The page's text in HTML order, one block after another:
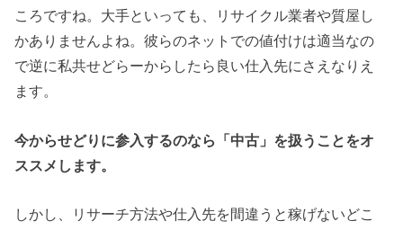
ころですね。大手といっても、リサイクル業者や質屋し
かありませんよね。彼らのネットでの値付けは適当なの
で逆に私共せどらーからしたら良い仕入先にさえなりえ
ます。
今からせどりに参入するのなら「中古」を扱うことをオ
ススメします。
しかし、リサーチ方法や仕入先を間違うと稼げないどこ